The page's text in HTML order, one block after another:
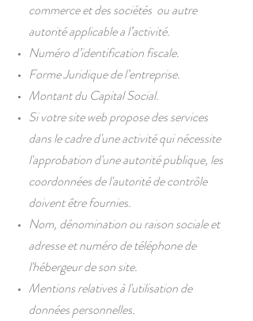
commerce et des sociétés ou autre
autorité applicable a l’activité.
Numéro d’identification fiscale.
Forme Juridique de l’entreprise.
Montant du Capital Social.
Si votre site web propose des services
dans le cadre d'une activité qui nécessite
l'approbation d'une autorité publique, les
coordonnées de l'autorité de contrôle
doivent être fournies. ​​​
Nom, dénomination ou raison sociale et
adresse et numéro de téléphone de
l'hébergeur de son site.
Mentions relatives à l'utilisation de
données personnelles.